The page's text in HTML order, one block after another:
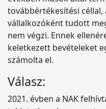
továbbértékesítési céllal,
vállalkozóként tudott
nem végzi. Ennek
keletkezett bevételeket
számolta el.
Válasz:
2021. évben a NAK